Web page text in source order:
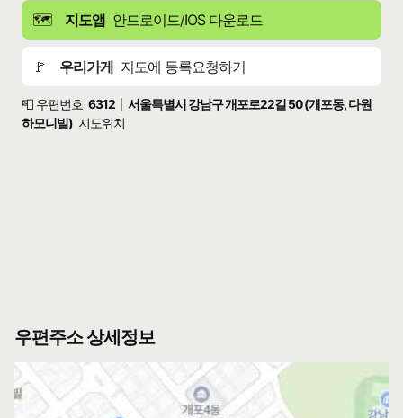
🗺️ 지도앱 안드로이드/IOS 다운로드
🚩 우리가게 지도에 등록요청하기
📮 우편번호 6312
서울특별시 강남구 개포로22길 50 (개포동, 다원
하모니빌) 지도위치
우편주소 상세정보